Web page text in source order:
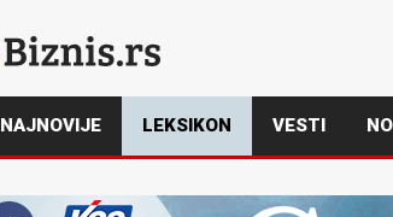
NAJNOVIJE LEKSIKON VESTI